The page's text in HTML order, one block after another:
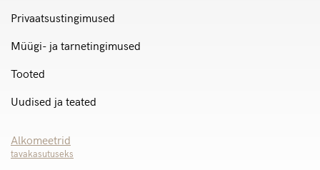
Privaatsustingimused
Müügi- ja tarnetingimused
Tooted
Uudised ja teated
Alkomeetrid
tavakasutuseks